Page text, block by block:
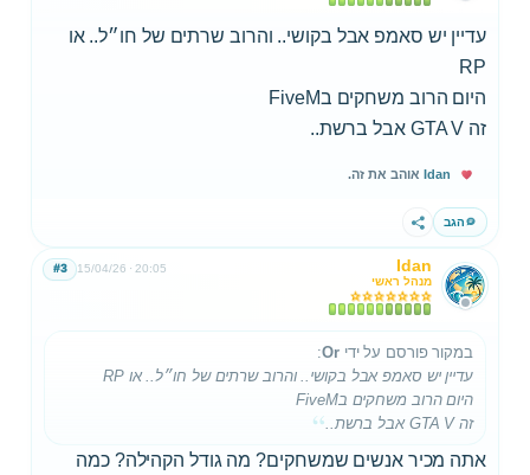
עדיין יש סאמפ אבל בקושי.. והרוב שרתים של חו״ל.. או
RP
היום הרוב משחקים בFiveM
זה GTA V אבל ברשת..
Idan אוהב את זה.
הגב שתף
Idan
מנהל ראשי
15/04/26 20:05
#3
במקור פורסם על ידיOr
:
עדיין יש סאמפ אבל בקושי.. והרוב שרתים של חו״ל.. או RP
היום הרוב משחקים בFiveM
זה GTA V אבל ברשת..
אתה מכיר אנשים שמשחקים? מה גודל הקהילה? כמה